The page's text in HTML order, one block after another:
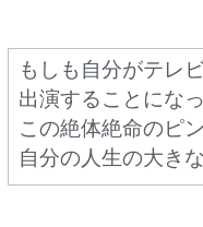
もしも自分がテレ
出演することにな
この絶体絶命のピ
自分の人生の大き